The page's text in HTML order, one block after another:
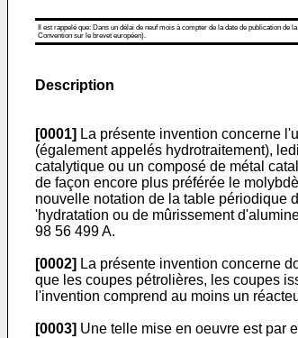
Il est rappelé que: Dans un délai de neuf mois à compter de la date de publication
Convention sur le brevet européen).
Description
[0001] La présente invention concerne
(également appelés hydrotraitement),
catalytique ou un composé de métal
de façon encore plus préférée le
nouvelle notation de la table périodique
'hydratation ou de mûrissement
98 56 499 A.
[0002] La présente invention concerne
que les coupes pétrolières, les coupes
l'invention comprend au moins un
[0003] Une telle mise en oeuvre est par